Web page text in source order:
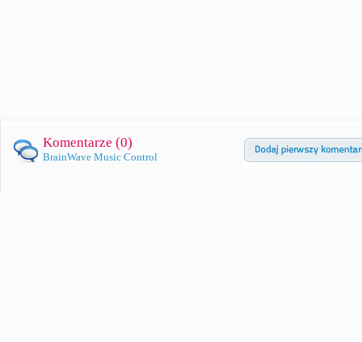
Komentarze (0)
BrainWave Music Control